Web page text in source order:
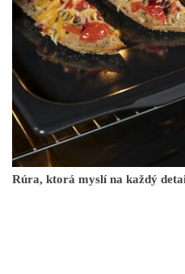
Rúra, ktorá myslí na každý